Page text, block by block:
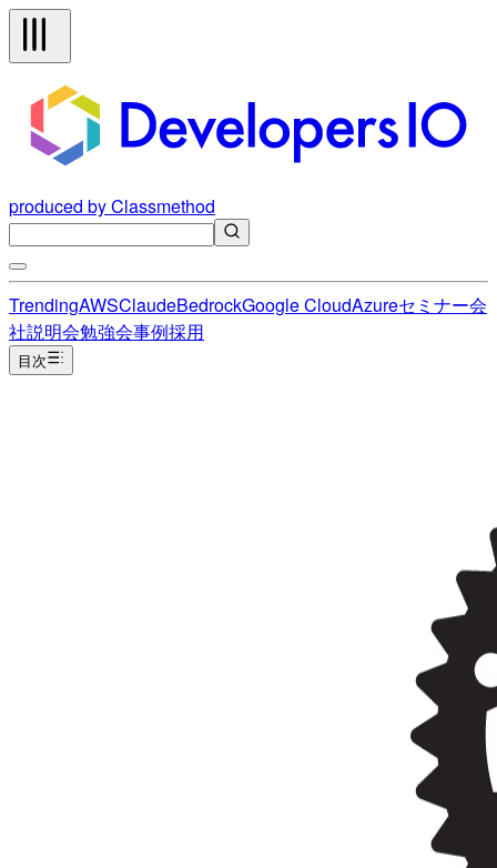
produced by Classmethod
TrendingAWSClaudeBedrockGoogle CloudAzureセミナー会
社説明会勉強会事例採用
目次